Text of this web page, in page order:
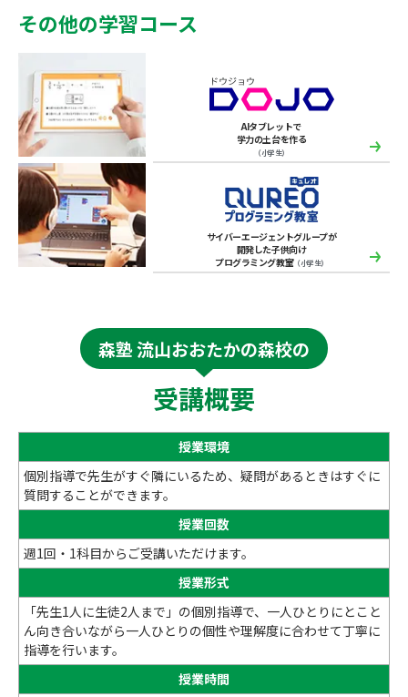
その他の学習コース
AIタブレットで
学力の土台を作る
（小学生）
サイバーエージェントグループが
開発した子供向け
プログラミング教室（小学生）
森塾 流山おおたかの森校の
受講概要
授業環境
個別指導で先生がすぐ隣にいるため、疑問があるときはすぐに
質問することができます。
授業回数
週1回・1科目からご受講いただけます。
授業形式
「先生1人に生徒2人まで」の個別指導で、一人ひとりにとこと
ん向き合いながら一人ひとりの個性や理解度に合わせて丁寧に
指導を行います。
授業時間